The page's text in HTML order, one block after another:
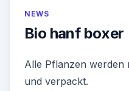
NEWS
Bio hanf boxer
Alle Pflanzen werden
und verpackt.